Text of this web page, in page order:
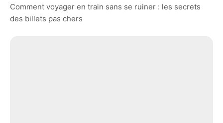
Comment voyager en train sans se ruiner : les secrets
des billets pas chers